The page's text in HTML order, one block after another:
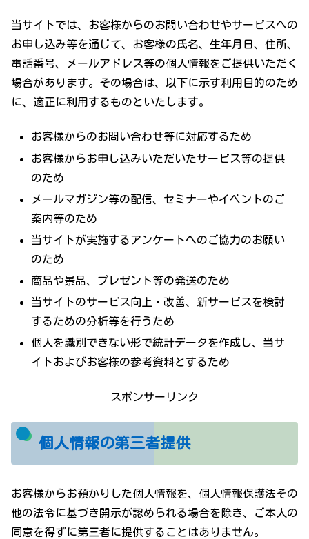
当サイトでは、お客様からのお問い合わせやサービスへの
お申し込み等を通じて、お客様の氏名、生年月日、住所、
電話番号、メールアドレス等の個人情報をご提供いただく
場合があります。その場合は、以下に示す利用目的のため
に、適正に利用するものといたします。
お客様からのお問い合わせ等に対応するため
お客様からお申し込みいただいたサービス等の提供
のため
メールマガジン等の配信、セミナーやイベントのご
案内等のため
当サイトが実施するアンケートへのご協力のお願い
のため
商品や景品、プレゼント等の発送のため
当サイトのサービス向上・改善、新サービスを検討
するための分析等を行うため
個人を識別できない形で統計データを作成し、当サ
イトおよびお客様の参考資料とするため
スポンサーリンク
個人情報の第三者提供
お客様からお預かりした個人情報を、個人情報保護法その
他の法令に基づき開示が認められる場合を除き、ご本人の
同意を得ずに第三者に提供することはありません。